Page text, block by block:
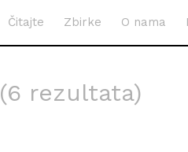
Čitajte Zbirke O nama
(6 rezultata)